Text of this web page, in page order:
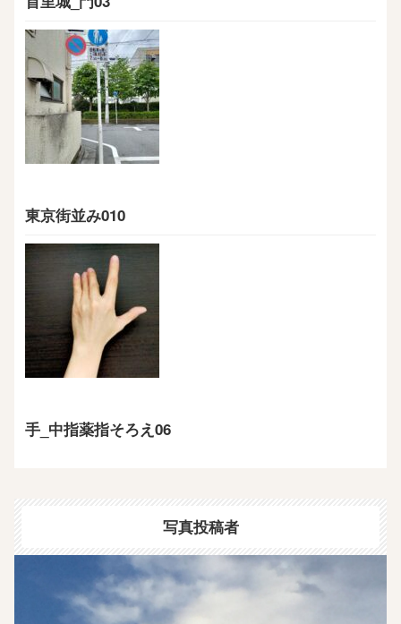
東京街並み010
手_中指薬指そろえ06
写真投稿者